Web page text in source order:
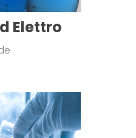
Elettro